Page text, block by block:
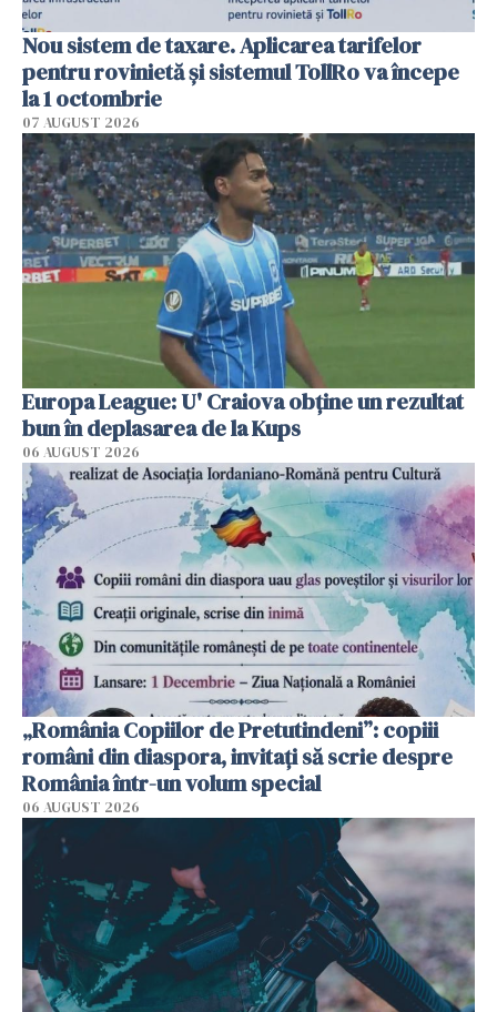
Nou sistem de taxare. Aplicarea tarifelor
pentru rovinietă şi sistemul TollRo va începe
la 1 octombrie
07 AUGUST 2026
Europa League: U' Craiova obține un rezultat
bun în deplasarea de la Kups
06 AUGUST 2026
„România Copiilor de Pretutindeni”: copiii
români din diaspora, invitați să scrie despre
România într-un volum special
06 AUGUST 2026